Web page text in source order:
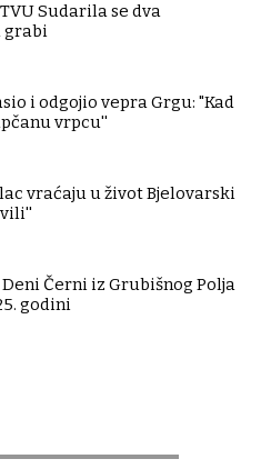
Sudarila se dva
grabi
i odgojio vepra Grgu: "Kad
vrpcu''
vraćaju u život Bjelovarski
Deni Černi iz Grubišnog Polja
godini